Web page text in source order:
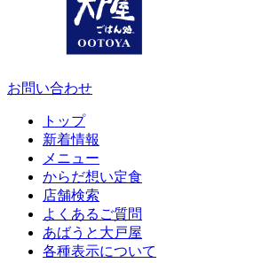
お問い合わせ
トップ
新着情報
メニュー
からだ想い定食
店舗検索
よくあるご質問
あばうと大戸屋
各種表示について